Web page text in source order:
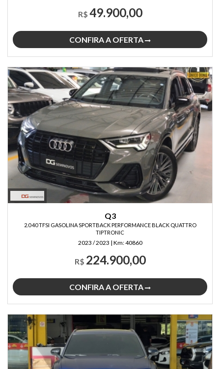
R$ 49.900,00
CONFIRA A OFERTA
Q3
2.0 40 TFSI GASOLINA SPORTBACK PERFORMANCE BLACK QUATTRO
TIPTRONIC
2023 / 2023 | Km:40860
R$ 224.900,00
CONFIRA A OFERTA